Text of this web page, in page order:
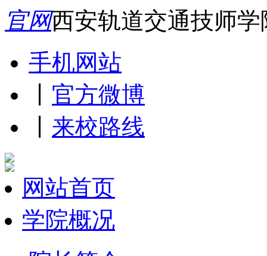
官网西安轨道交通技师
手机网站
官方微博
来校路线
网站首页
学院概况